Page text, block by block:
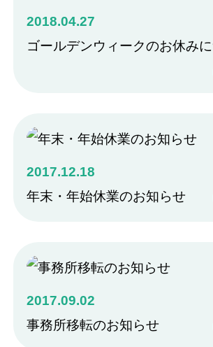
2018.04.27
ゴールデンウィークのお休み
2017.12.18
年末・年始休業のお知らせ
2017.09.02
事務所移転のお知らせ